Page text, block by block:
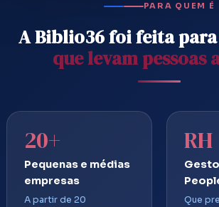
PARA QUEM É
A Biblio36 foi feita para
que levam pessoas
20+
Pequenas e médias
empresas
A partir de 20
RH
Que